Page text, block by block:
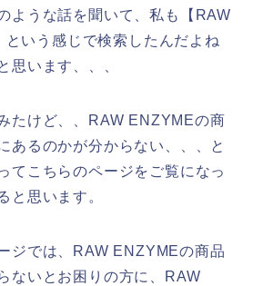
ような話を聞いて、私も【RAW
いう感じで検索したんだよね
思います、、、
たけど、、RAW ENZYMEの商
あるのかが分からない、、、と
てこちらのページをご覧になっ
と思います。
ジでは、RAW ENZYMEの商品
ないとお困りの方に、RAW